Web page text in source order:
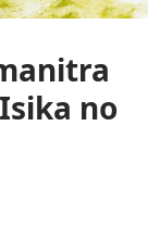
no